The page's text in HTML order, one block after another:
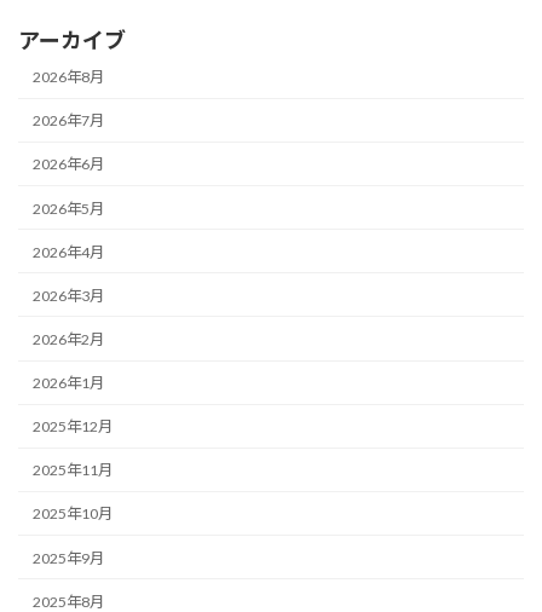
アーカイブ
2026年8月
2026年7月
2026年6月
2026年5月
2026年4月
2026年3月
2026年2月
2026年1月
2025年12月
2025年11月
2025年10月
2025年9月
2025年8月